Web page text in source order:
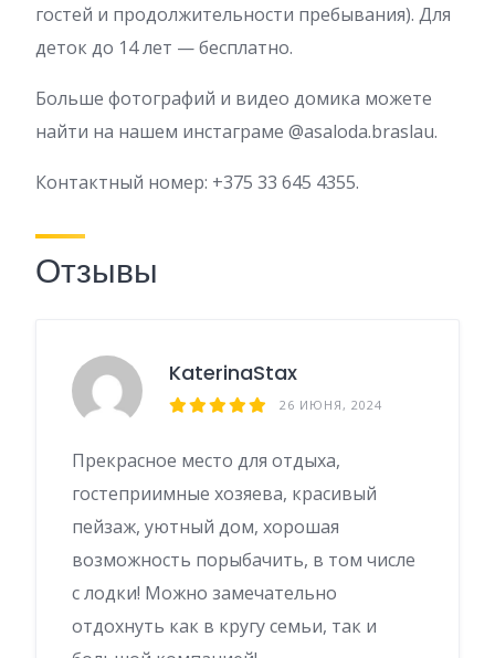
гостей и продолжительности пребывания). Для
деток до 14 лет — бесплатно.
Больше фотографий и видео домика можете
найти на нашем инстаграме @asaloda.braslau.
Контактный номер: +375 33 645 4355.
Отзывы
KaterinaStax
26 ИЮНЯ, 2024
Прекрасное место для отдыха,
гостеприимные хозяева, красивый
пейзаж, уютный дом, хорошая
возможность порыбачить, в том числе
с лодки! Можно замечательно
отдохнуть как в кругу семьи, так и